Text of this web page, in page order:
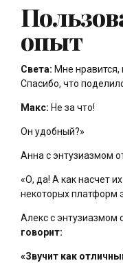
опыт
Света: Мне нравится,
Спасибо, что
Макс: Не за что!
Он удобный?»
Анна с энтузиазмом
«О, да! А как насчет
некоторых платформ
Алекс с энтузиазмом
говорит:
«Звучит как